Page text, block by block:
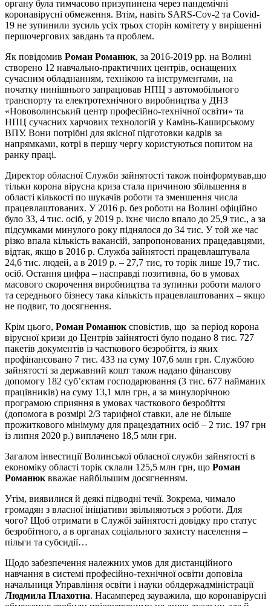
органу була тимчасово призупинена через пандемічні
коронавірусні обмеження. Втім, навіть SARS-Cov-2 та Covid-
19 не зупинили зусиль усіх трьох сторін комітету у вирішенні
першочергових завдань та проблем.
Як повідомив Роман Романюк, за 2016-2019 рр. на Волині
створено 12 навчально-практичних центрів, оснащених
сучасним обладнанням, технікою та інструментами, на
початку нинішнього запрацював НПЦ з автомобільного
транспорту та електротехнічного виробництва у ДНЗ
«Нововолинський центр професійно-технічної освіти» та
НПЦ сучасних харчових технологій у Камінь-Каширському
ВПУ. Вони потрібні для якісної підготовки кадрів за
напрямками, котрі в першу чергу користуються попитом на
ранку праці.
Директор обласної Служби зайнятості також поінформував,що
тільки корона вірусна криза стала причиною збільшення в
області кількості по шукачів роботи та зменшення числа
працевлаштованих. У 2016 р. без роботи на Волині офіційно
було 33, 4 тис. осіб, у 2019 р. їхнє число впало до 25,9 тис., а за
підсумками минулого року піднялося до 34 тис. У той же час
різко впала кількість вакансій, запропонованих працедавцями,
відтак, якщо в 2016 р. Служба зайнятості працевлаштувала
24,6 тис. людей, а в 2019 р. – 27,7 тис, то торік лише 19,7 тис.
осіб. Остання цифра – насправді позитивна, бо в умовах
масового скорочення виробництва та зупинки роботи малого
та середнього бізнесу така кількість працевлаштованих – якщо
не подвиг, то досягнення.
Крім цього, Роман Романюк сповістив, що за період корона
вірусної кризи до Центрів зайнятості було подано 8 тис. 727
пакетів документів із часткового безробіття, із яких
профінансовано 7 тис. 433 на суму 107,6 млн грн. Службою
зайнятості за державний кошт також надано фінансову
допомогу 182 суб’єктам господарювання (3 тис. 677 найманих
працівників) на суму 13,1 млн грн, а за минулорічною
програмою сприяння в умовах часткового безробіття
(допомога в розмірі 2/3 тарифної ставки, але не більше
прожиткового мінімуму для працездатних осіб – 2 тис. 197 грн
із липня 2020 р.) виплачено 18,5 млн грн.
Загалом інвестиції Волинської обласної служби зайнятості в
економіку області торік склали 125,5 млн грн, що Роман
Романюк вважає найбільшим досягненням.
Утім, виявилися й деякі підводні течії. Зокрема, чимало
громадян з власної ініціативи звільняються з роботи. Для
чого? Щоб отримати в Службі зайнятості довідку про статус
безробітного, а в органах соціального захисту населення –
пільги та субсидії…
Щодо забезпечення належних умов для дистанційного
навчання в системі професійно-технічної освіти доповіла
начальниця Управління освіти і науки облдержадміністрації
Людмила Плахотна. Насамперед зауважила, що коронавірусні